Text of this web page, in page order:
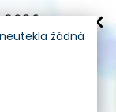
žádná